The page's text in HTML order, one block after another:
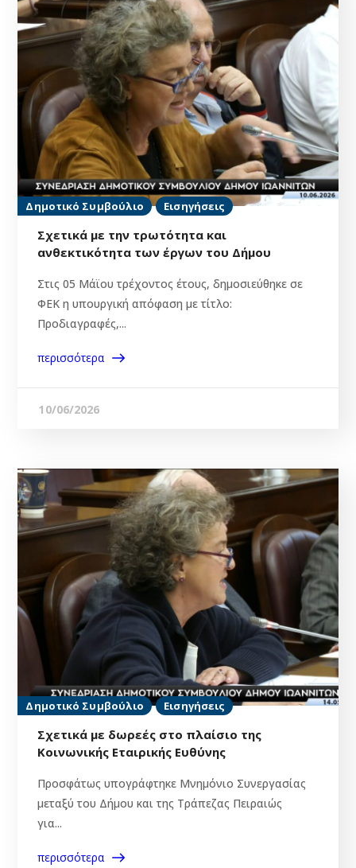
Δημοτικό Συμβούλιο Εισηγήσεις
Σχετικά με την τρωτότητα και
ανθεκτικότητα των έργων του Δήμου
Στις 05 Μάϊου τρέχοντος έτους, δημοσιεύθηκε σε
ΦΕΚ η υπουργική απόφαση με τίτλο:
Προδιαγραφές,...
περισσότερα
10/06/2026
Δημοτικό Συμβούλιο Εισηγήσεις
Σχετικά με δωρεές στο πλαίσιο της
Κοινωνικής Εταιρικής Ευθύνης
Προσφάτως υπογράφτηκε Μνημόνιο Συνεργασίας
μεταξύ του Δήμου και της Τράπεζας Πειραιώς
για...
περισσότερα